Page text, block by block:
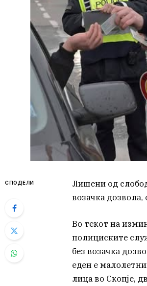
СПОДЕЛИ
Лишени од
возачка
Во текот на
полициските
без возачка
еден е
лица во Скопје,